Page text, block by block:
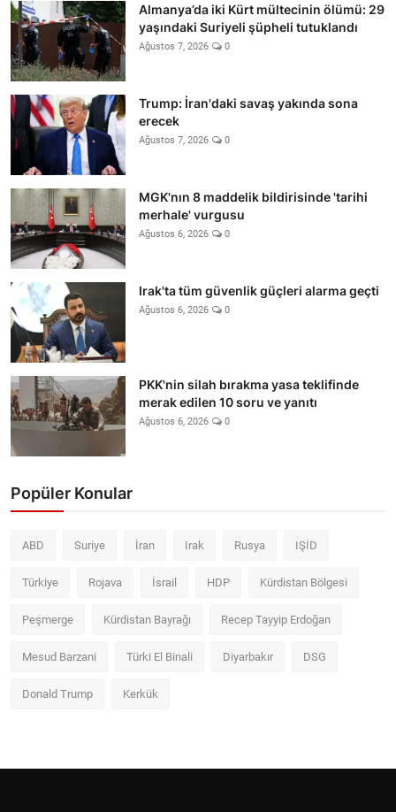
Almanya’da iki Kürt mültecinin ölümü: 29
yaşındaki Suriyeli şüpheli tutuklandı
Ağustos 7, 2026 0
Trump: İran'daki savaş yakında sona
erecek
Ağustos 7, 2026 0
MGK'nın 8 maddelik bildirisinde 'tarihi
merhale' vurgusu
Ağustos 6, 2026 0
Irak'ta tüm güvenlik güçleri alarma geçti
Ağustos 6, 2026 0
PKK'nin silah bırakma yasa teklifinde
merak edilen 10 soru ve yanıtı
Ağustos 6, 2026 0
Popüler Konular
ABD Suriye İran Irak Rusya IŞİD
Türkiye Rojava İsrail HDP Kürdistan Bölgesi
Peşmerge Kürdistan Bayrağı Recep Tayyip Erdoğan
Mesud Barzani Türki El Binali Diyarbakır DSG
Donald Trump Kerkük